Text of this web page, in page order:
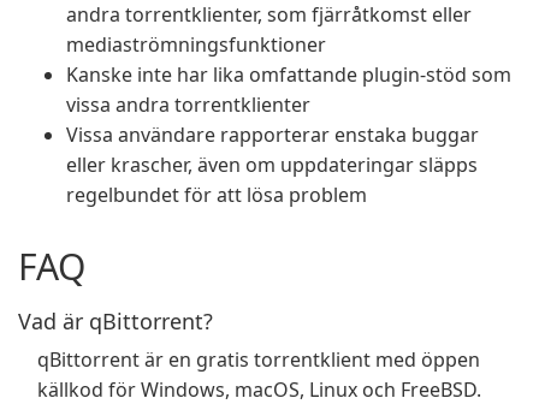
andra torrentklienter, som fjärråtkomst eller
mediaströmningsfunktioner
Kanske inte har lika omfattande plugin-stöd som
vissa andra torrentklienter
Vissa användare rapporterar enstaka buggar
eller krascher, även om uppdateringar släpps
regelbundet för att lösa problem
FAQ
Vad är qBittorrent?
qBittorrent är en gratis torrentklient med öppen
källkod för Windows, macOS, Linux och FreeBSD.